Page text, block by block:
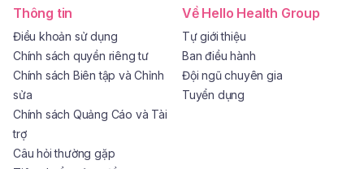
Thông tin
Điều khoản sử dụng
Chính sách quyền riêng tư
Chính sách Biên tập và Chỉnh
sửa
Chính sách Quảng Cáo và Tài
trợ
Câu hỏi thường gặp
Về Hello Health Group
Tự giới thiệu
Ban điều hành
Đội ngũ chuyên gia
Tuyển dụng